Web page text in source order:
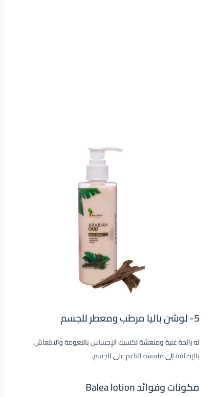
5- لوشن باليا مرطب ومعطر للجسم
له رائحة غنية ومنعشة تكسبك الإحساس بالنعومة والانتعاش
بالإضافة إلى ملمسه الناعم على الجسم.
مكونات وفوائد Balea lotion